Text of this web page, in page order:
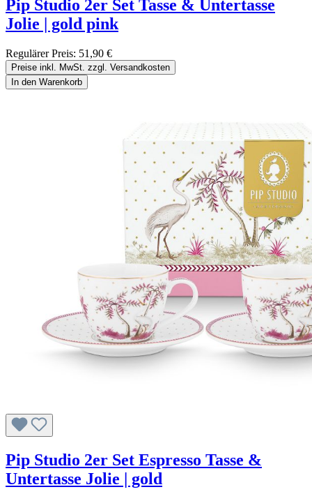
Pip Studio 2er Set Tasse & Untertasse
Jolie | gold pink
Regulärer Preis: 51,90 €
Preise inkl. MwSt. zzgl. Versandkosten
In den Warenkorb
Pip Studio 2er Set Espresso Tasse &
Untertasse Jolie | gold